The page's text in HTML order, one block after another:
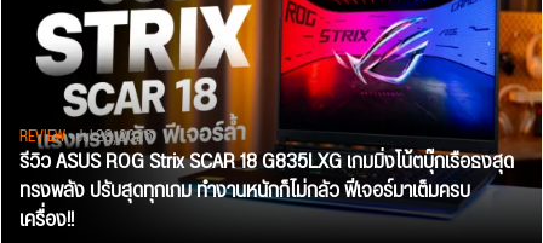
REVIEW• Jul 28, 2026
รีวิว ASUS ROG Strix SCAR 18 G835LXG เกมมิ่งโน้ตบุ๊กเรือธงสุด
ทรงพลัง ปรับสุดทุกเกม ทำงานหนักก็ไม่กลัว ฟีเจอร์มาเต็มครบ
เครื่อง!!